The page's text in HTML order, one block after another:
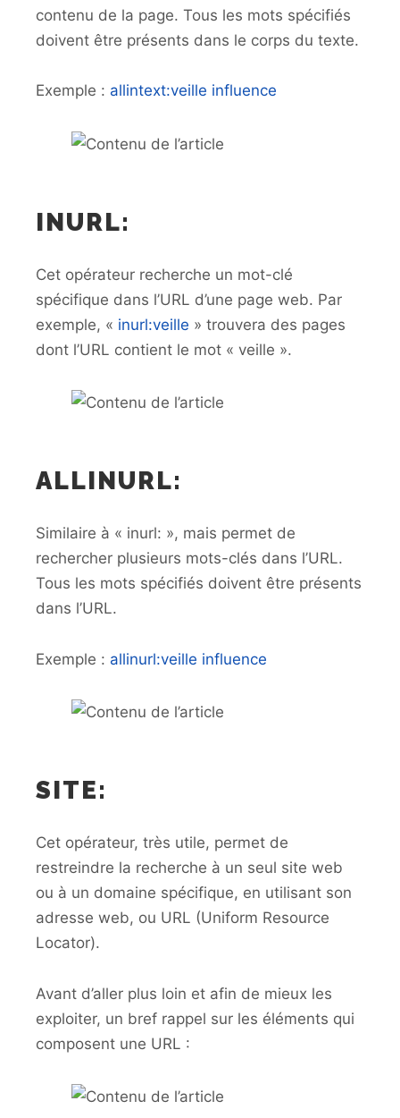
contenu de la page. Tous les mots spécifiés
doivent être présents dans le corps du texte.
Exemple : allintext:veille influence
INURL:
Cet opérateur recherche un mot-clé
spécifique dans l’URL d’une page web. Par
exemple, « inurl:veille » trouvera des pages
dont l’URL contient le mot « veille ».
ALLINURL:
Similaire à « inurl: », mais permet de
rechercher plusieurs mots-clés dans l’URL.
Tous les mots spécifiés doivent être présents
dans l’URL.
Exemple : allinurl:veille influence
SITE:
Cet opérateur, très utile, permet de
restreindre la recherche à un seul site web
ou à un domaine spécifique, en utilisant son
adresse web, ou URL (Uniform Resource
Locator).
Avant d’aller plus loin et afin de mieux les
exploiter, un bref rappel sur les éléments qui
composent une URL :